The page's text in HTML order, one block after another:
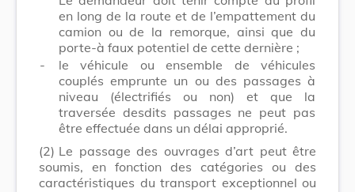
en long de la route et de l’empattement du
camion ou de la remorque, ainsi que du
porte-à faux potentiel de cette dernière ;
-
le véhicule ou ensemble de véhicules
couplés emprunte un ou des passages à
niveau (électrifiés ou non) et que la
traversée desdits passages ne peut pas
être effectuée dans un délai approprié.
(2) Le passage des ouvrages d’art peut être
soumis, en fonction des catégories ou des
caractéristiques du transport exceptionnel ou